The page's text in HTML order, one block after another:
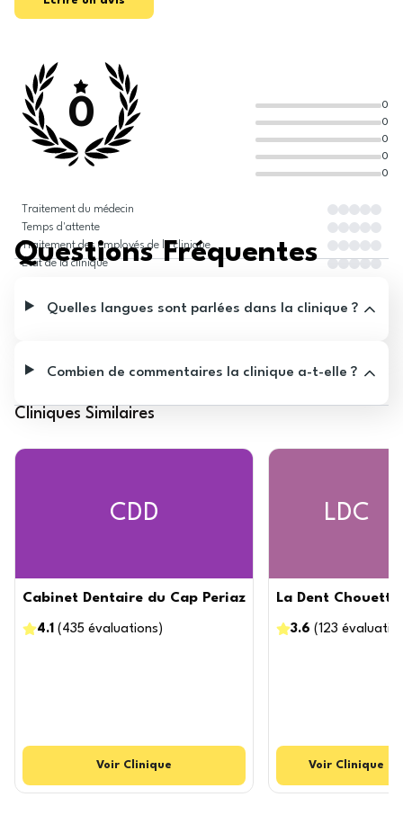
0
0
0
0
0
0
Traitement du médecin
Temps d'attente
Traitement des employés de la clinique
État de la clinique
Questions Fréquentes
Quelles langues sont parlées dans la clinique ?
Combien de commentaires la clinique a-t-elle ?
Cliniques Similaires
CDD
Cabinet Dentaire du Cap Periaz
4.1 ( 435 évaluations )
Voir Clinique
LDC
La Dent Chouette
3.6 (123
Voir Clinique